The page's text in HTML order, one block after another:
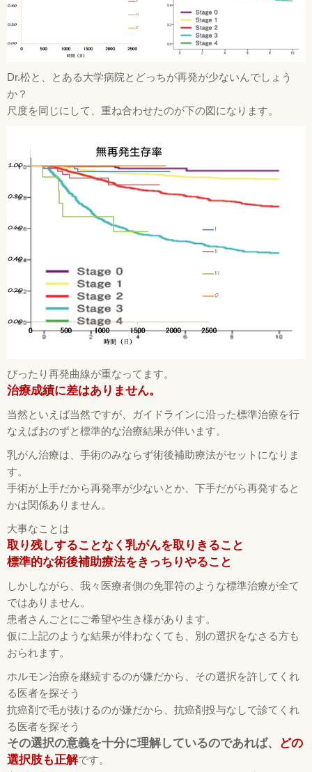
Dr.松と、とある大学病院とどっちが再発が少ないんでしょう
か？
尺度を同じにして、重ね合わせたのが下の図になります。
ぴったり再発曲線が重なってます。
治療成績に差はありません。
当然といえば当然ですが、ガイドラインに沿った標準治療を行
なえばおのずと標準的な治療結果が伴います。
乳がん治療は、手術のみならず術後補助療法がセットになりま
す。
手術が上手だから再発率が少ないとか、下手だがら再発すると
かは関係ありません。
大事なことは
取り残しすることなく乳がんを取りきること
標準的な術後補助療法をきっちりやること
しかしながら、我々医療者側の免罪符のような標準治療が全て
ではありません。
患者さんごとにご希望や生き様があります。
仮に上記のような結果が伴わなくても、別の選択をなさる方も
おられます。
ホルモン治療を継続するのが嫌だから、その選択を許してくれ
る医者を探そう
抗癌剤で毛が抜けるのが嫌だから、抗癌剤投与なしで診てくれ
る医者を探そう
その選択の意義を十分に理解しているのであれば、
どの
選択肢も正解です。